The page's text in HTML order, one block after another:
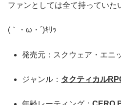
ファンとしては全て持っていた
(｀・ω・´)ｷﾘｯ
発売元：スクウェア・エニ
ジャンル： タクティカル